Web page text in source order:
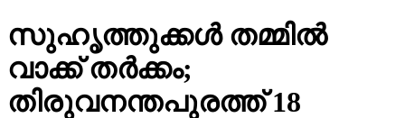
സുഹൃത്തുക്കള്‍ തമ്മില്‍
വാക്ക് തര്‍ക്കം;
തിരുവനന്തപുരത്ത് 18